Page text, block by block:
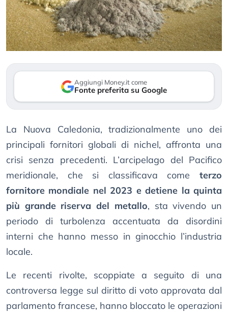
Aggiungi Money.it come
Fonte preferita su Google
La Nuova Caledonia, tradizionalmente uno dei
principali fornitori globali di nichel, affronta una
crisi senza precedenti. L’arcipelago del Pacifico
meridionale, che si classificava come terzo
fornitore mondiale nel 2023 e detiene la quinta
più grande riserva del metallo, sta vivendo un
periodo di turbolenza accentuata da disordini
interni che hanno messo in ginocchio l’industria
locale.
Le recenti rivolte, scoppiate a seguito di una
controversa legge sul diritto di voto approvata dal
parlamento francese, hanno bloccato le operazioni